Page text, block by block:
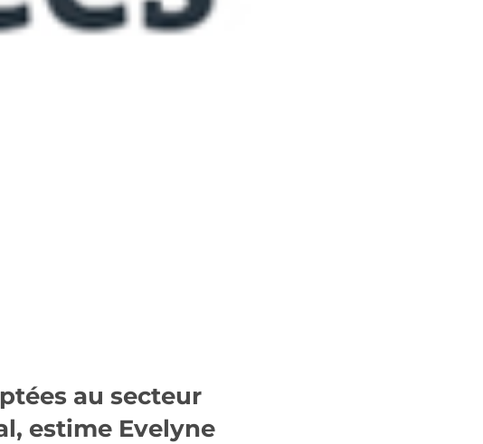
au secteur
estime Evelyne